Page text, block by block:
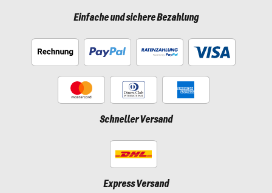
Einfache und sichere Bezahlung
Schneller Versand
Express Versand